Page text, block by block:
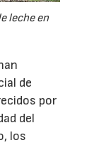
leche en
de
por
del
los